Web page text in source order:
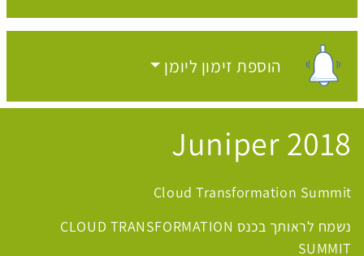
הוספת זימון ליומן
הוספת זימון ליומן
Juniper 2018
Cloud Transformation Summit
נשמח לראותך בכנס CLOUD TRANSFORMATION
SUMMIT